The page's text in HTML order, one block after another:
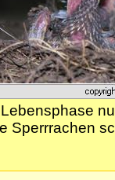
Sperrrachen